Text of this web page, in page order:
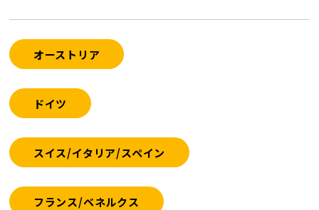
オーストリア
ドイツ
スイス/イタリア/スペイン
フランス/ベネルクス